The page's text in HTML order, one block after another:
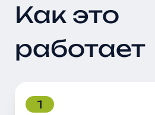
результате?
Лояльных клиентов из
потоком заявок и заказов с
Как это
работает
1